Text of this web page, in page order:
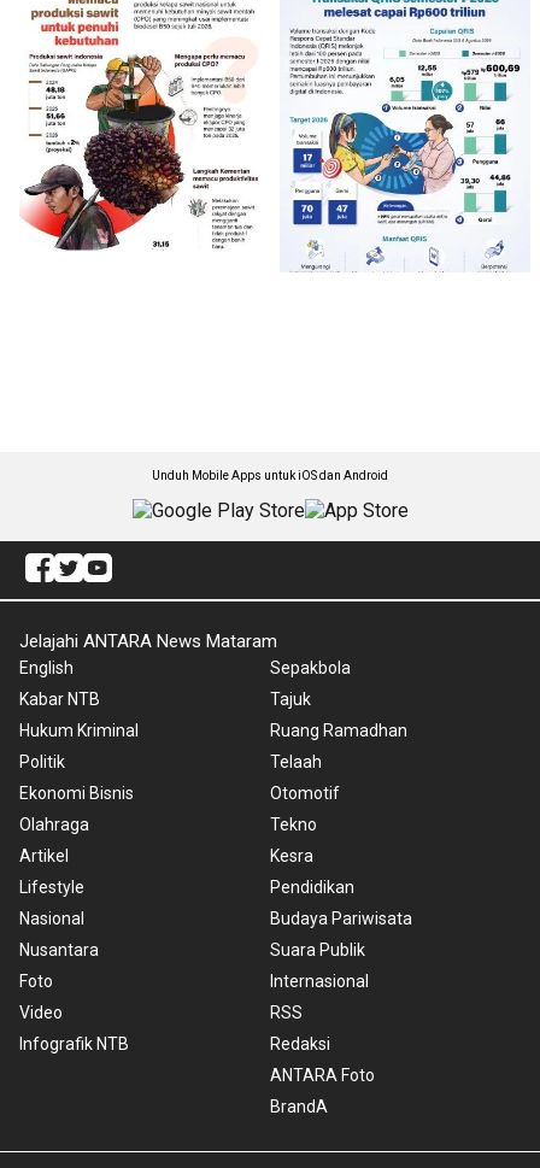
Unduh Mobile Apps untuk iOS dan Android
Jelajahi ANTARA News Mataram
English
Kabar NTB
Hukum Kriminal
Politik
Ekonomi Bisnis
Olahraga
Artikel
Lifestyle
Nasional
Nusantara
Foto
Video
Infografik NTB
Sepakbola
Tajuk
Ruang Ramadhan
Telaah
Otomotif
Tekno
Kesra
Pendidikan
Budaya Pariwisata
Suara Publik
Internasional
RSS
Redaksi
ANTARA Foto
BrandA